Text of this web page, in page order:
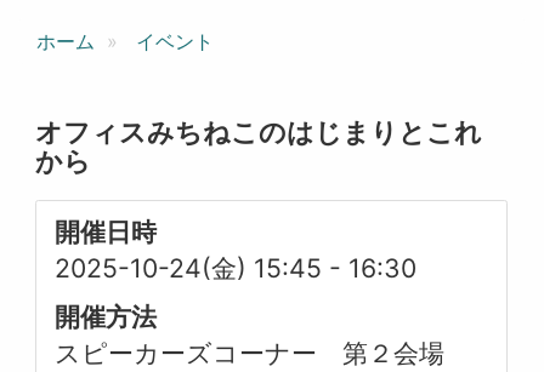
ホーム イベント
オフィスみちねこのはじまりとこれ
から
開催日時
2025-10-24(金) 15:45 - 16:30
開催方法
スピーカーズコーナー 第２会場